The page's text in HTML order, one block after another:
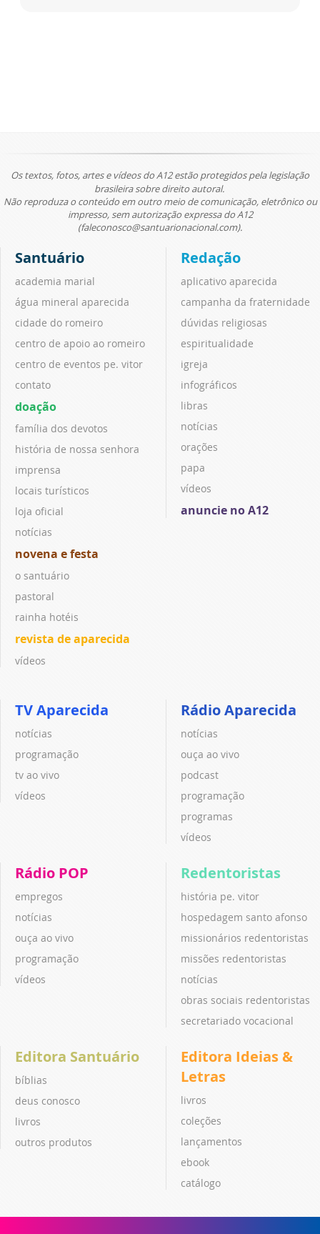
Os textos, fotos, artes e vídeos do A12 estão protegidos pela legislação
brasileira sobre direito autoral.
Não reproduza o conteúdo em outro meio de comunicação, eletrônico ou
impresso, sem autorização expressa do A12
(faleconosco@santuarionacional.com).
Santuário
academia marial
água mineral aparecida
cidade do romeiro
centro de apoio ao romeiro
centro de eventos pe. vitor
contato
doação
família dos devotos
história de nossa senhora
imprensa
locais turísticos
loja oficial
notícias
novena e festa
o santuário
pastoral
rainha hotéis
revista de aparecida
vídeos
Redação
aplicativo aparecida
campanha da fraternidade
dúvidas religiosas
espiritualidade
igreja
infográficos
libras
notícias
orações
papa
vídeos
anuncie no A12
TV Aparecida
notícias
programação
tv ao vivo
vídeos
Rádio Aparecida
notícias
ouça ao vivo
podcast
programação
programas
vídeos
Rádio POP
empregos
notícias
ouça ao vivo
programação
vídeos
Redentoristas
história pe. vitor
hospedagem santo afonso
missionários redentoristas
missões redentoristas
notícias
obras sociais redentoristas
secretariado vocacional
Editora Santuário
bíblias
deus conosco
livros
outros produtos
Editora Ideias &
Letras
livros
coleções
lançamentos
ebook
catálogo